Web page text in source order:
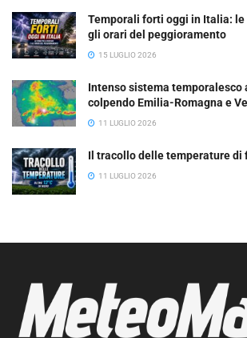
Temporali forti oggi in Italia: le
gli orari del peggioramento
15 LUGLIO 2026
Intenso sistema temporalesco
colpendo Emilia-Romagna e
11 LUGLIO 2026
Il tracollo delle temperature di
11 LUGLIO 2026